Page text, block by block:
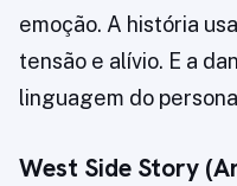
emoção. A história
tensão e alívio. E a
linguagem do
West Side Story